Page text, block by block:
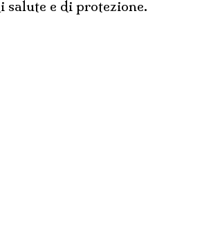
salute e di protezione.